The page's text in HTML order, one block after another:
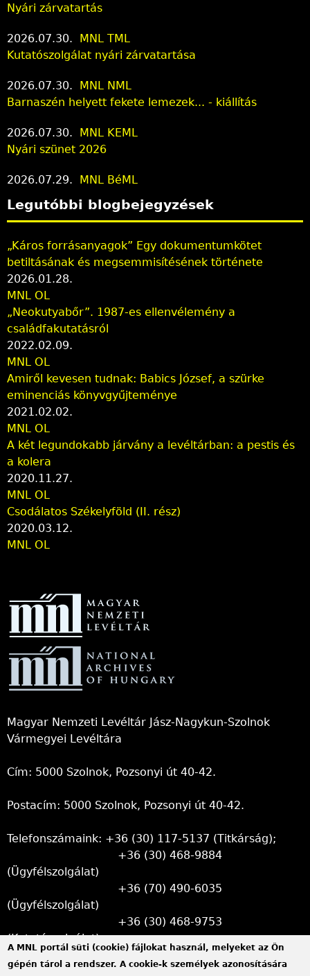
Nyári zárvatartás
2026.07.30.
MNL TML
Kutatószolgálat nyári zárvatartása
2026.07.30.
MNL NML
Barnaszén helyett fekete lemezek... - kiállítás
2026.07.30.
MNL KEML
Nyári szünet 2026
2026.07.29. MNL BéML
Legutóbbi blogbejegyzések
„Káros forrásanyagok” Egy dokumentumkötet
betiltásának és megsemmisítésének története
2026.01.28.
MNL OL
„Neokutyabőr”. 1987-es ellenvélemény a
családfakutatásról
2022.02.09.
MNL OL
Amiről kevesen tudnak: Babics József, a szürke
eminenciás könyvgyűjteménye
2021.02.02.
MNL OL
A két legundokabb járvány a levéltárban: a pestis és
a kolera
2020.11.27.
MNL OL
Csodálatos Székelyföld (II. rész)
2020.03.12.
MNL OL
Magyar Nemzeti Levéltár Jász-Nagykun-Szolnok
Vármegyei Levéltára
Cím: 5000 Szolnok, Pozsonyi út 40-42.
Postacím: 5000 Szolnok, Pozsonyi út 40-42.
Telefonszámaink: +36 (30) 117-5137 (Titkárság);
+36 (30) 468-9884
(Ügyfélszolgálat)
+36 (70) 490-6035
(Ügyfélszolgálat)
+36 (30) 468-9753
(Kutatószolgálat)
Titkársági e-mail:jnszvl@mnl.gov.hu(link
A MNL portál süti (cookie) fájlokat használ, melyeket az Ön
gépén tárol a rendszer. A cookie-k személyek azonosítására